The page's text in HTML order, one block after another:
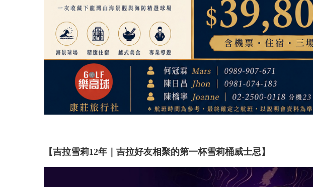
【吉拉雪莉12年｜吉拉好友相聚的第一杯雪莉桶威士忌】